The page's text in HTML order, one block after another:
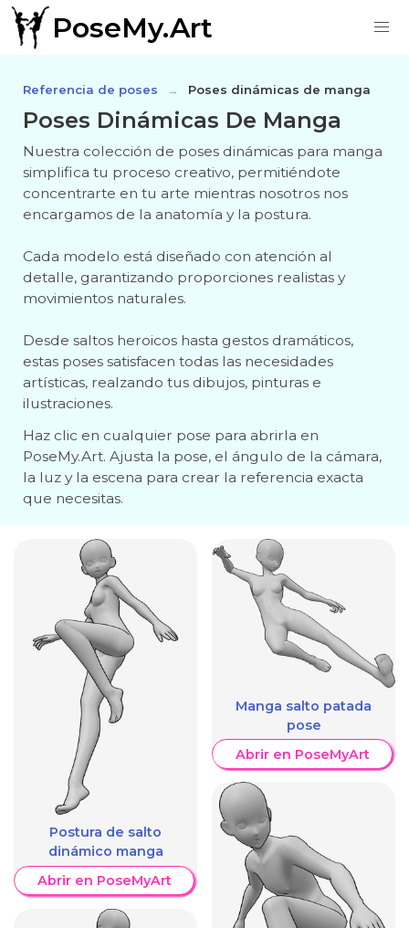
PoseMy.Art
Referencia de poses Poses dinámicas de manga
Poses Dinámicas De Manga
Nuestra colección de poses dinámicas para manga
simplifica tu proceso creativo, permitiéndote
concentrarte en tu arte mientras nosotros nos
encargamos de la anatomía y la postura.
Cada modelo está diseñado con atención al
detalle, garantizando proporciones realistas y
movimientos naturales.
Desde saltos heroicos hasta gestos dramáticos,
estas poses satisfacen todas las necesidades
artísticas, realzando tus dibujos, pinturas e
ilustraciones.
Haz clic en cualquier pose para abrirla en
PoseMy.Art. Ajusta la pose, el ángulo de la cámara,
la luz y la escena para crear la referencia exacta
que necesitas.
Postura de salto
dinámico manga
Abrir en PoseMyArt
Manga salto patada
pose
Abrir en PoseMyArt